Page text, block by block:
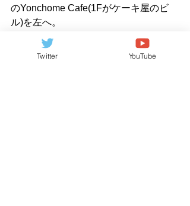
のYonchome Cafe(1Fがケーキ屋のビ
ル)を左へ。
坂を下り、公園の手前を右へ。高円寺
中央パーキング前、
Twitter YouTube